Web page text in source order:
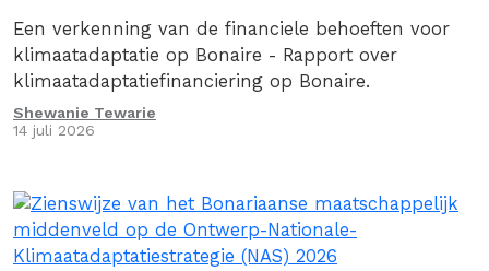
Een verkenning van de financiele behoeften voor
klimaatadaptatie op Bonaire - Rapport over
klimaatadaptatiefinanciering op Bonaire.
Shewanie Tewarie
14 juli 2026